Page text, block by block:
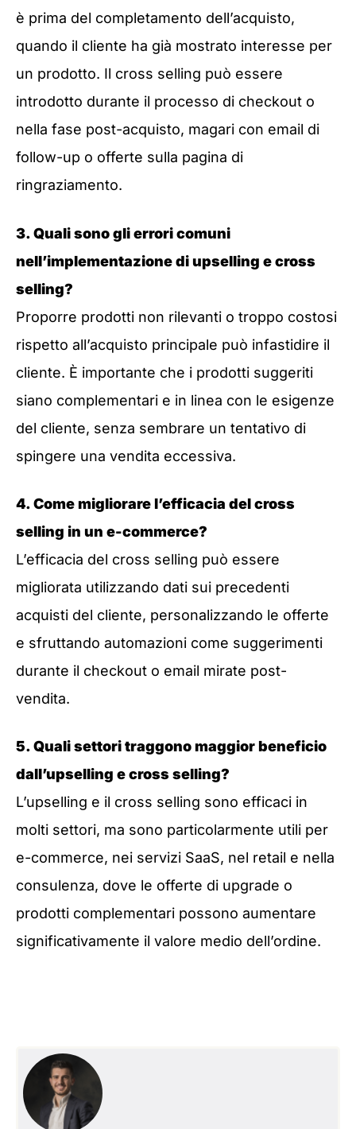
è prima del completamento dell’acquisto,
quando il cliente ha già mostrato interesse per
un prodotto. Il cross selling può essere
introdotto durante il processo di checkout o
nella fase post-acquisto, magari con email di
follow-up o offerte sulla pagina di
ringraziamento.
3. Quali sono gli errori comuni
nell’implementazione di upselling e cross
selling?
Proporre prodotti non rilevanti o troppo costosi
rispetto all’acquisto principale può infastidire il
cliente. È importante che i prodotti suggeriti
siano complementari e in linea con le esigenze
del cliente, senza sembrare un tentativo di
spingere una vendita eccessiva.
4. Come migliorare l’efficacia del cross
selling in un e-commerce?
L’efficacia del cross selling può essere
migliorata utilizzando dati sui precedenti
acquisti del cliente, personalizzando le offerte
e sfruttando automazioni come suggerimenti
durante il checkout o email mirate post-
vendita.
5. Quali settori traggono maggior beneficio
dall’upselling e cross selling?
L’upselling e il cross selling sono efficaci in
molti settori, ma sono particolarmente utili per
e-commerce, nei servizi SaaS, nel retail e nella
consulenza, dove le offerte di upgrade o
prodotti complementari possono aumentare
significativamente il valore medio dell’ordine.